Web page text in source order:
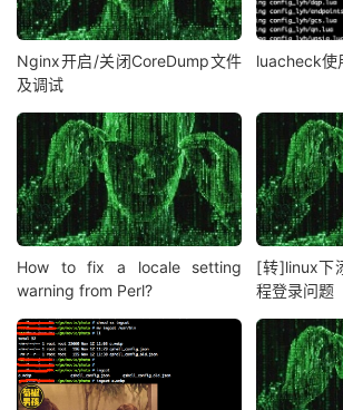
Nginx开启/关闭CoreDump文件
及调试
luacheck使
How to fix a locale setting
warning from Perl?
[转]linux下
程登录问题